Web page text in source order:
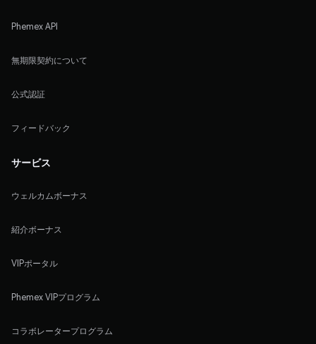
Phemex API
無期限契約について
公式認証
フィードバック
サービス
ウェルカムボーナス
紹介ボーナス
VIPポータル
Phemex VIPプログラム
コラボレータープログラム